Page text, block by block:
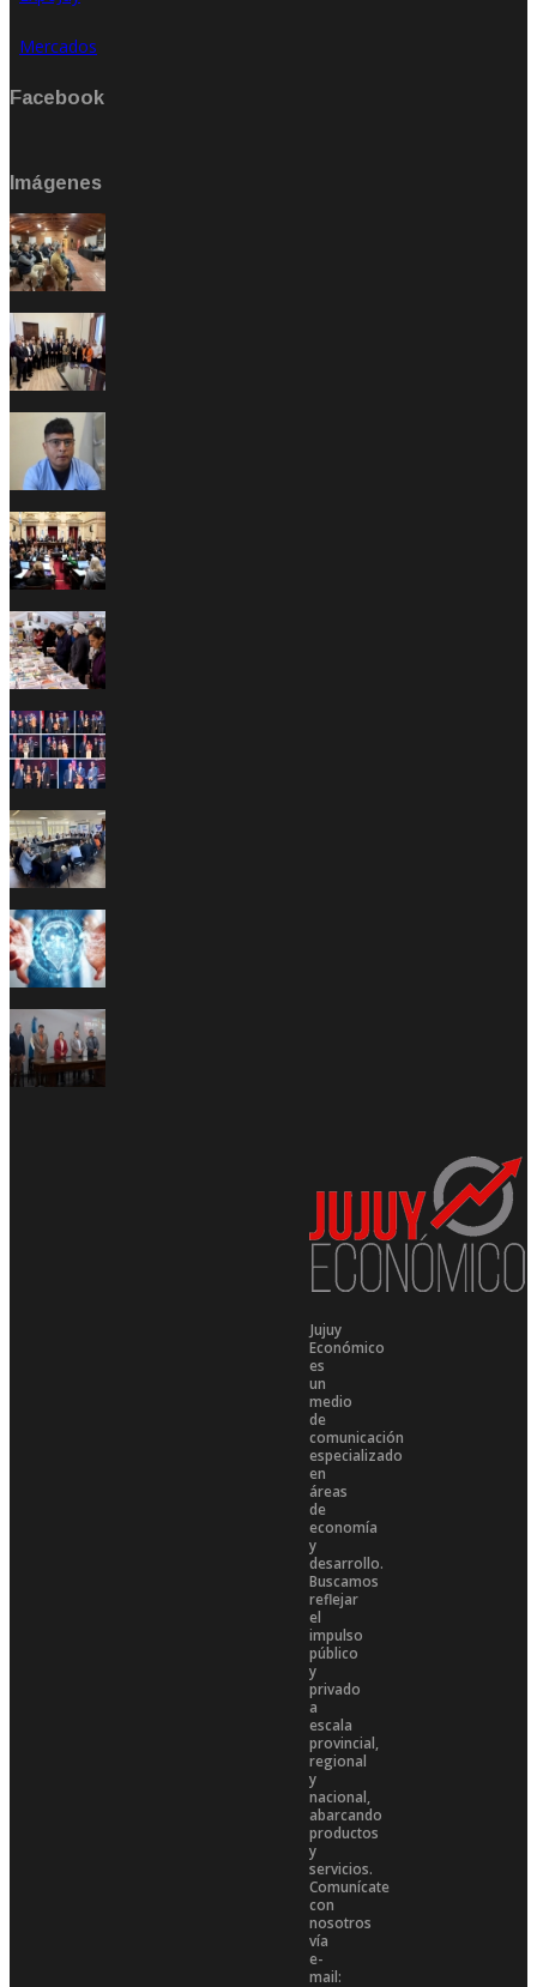
Mercados
Facebook
Imágenes
Jujuy
Económico
es
un
medio
de
comunicación
especializado
en
áreas
de
economía
y
desarrollo.
Buscamos
reflejar
el
impulso
público
y
privado
a
escala
provincial,
regional
y
nacional,
abarcando
productos
y
servicios.
Comunícate
con
nosotros
vía
e-
mail: